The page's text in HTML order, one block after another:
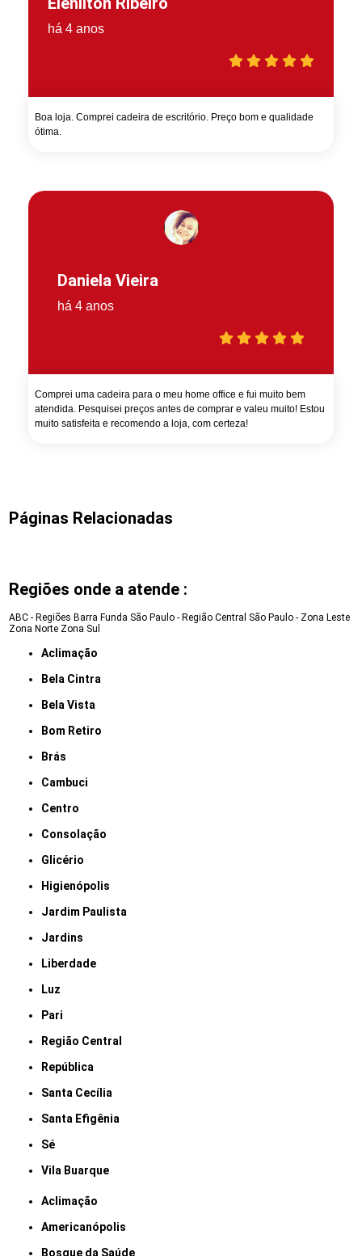
há 4 anos
Boa loja. Comprei cadeira de escritório. Preço bom e qualidade
ótima.
Daniela Vieira
há 4 anos
Comprei uma cadeira para o meu home office e fui muito bem
atendida. Pesquisei preços antes de comprar e valeu muito! Estou
muito satisfeita e recomendo a loja, com certeza!
Páginas Relacionadas
Regiões onde a atende :
ABC - Regiões Barra Funda São Paulo - Região Central São Paulo - Zona Leste
Zona Norte Zona Sul
Aclimação
Bela Cintra
Bela Vista
Bom Retiro
Brás
Cambuci
Centro
Consolação
Glicério
Higienópolis
Jardim Paulista
Jardins
Liberdade
Luz
Pari
Região Central
República
Santa Cecília
Santa Efigênia
Sé
Vila Buarque
Aclimação
Americanópolis
Bosque da Saúde